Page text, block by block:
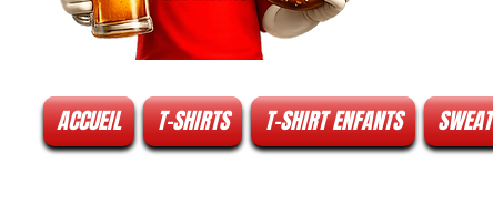
ACCUEIL T-SHIRTS T-SHIRT ENFANTS SWEAT